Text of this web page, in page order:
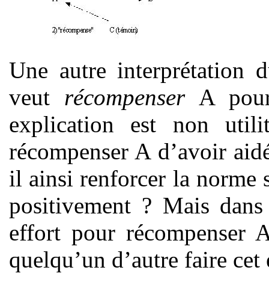
Une autre interprétation
veut récompenserA pour
explication est non
récompenser A d’avoir
il ainsi renforcer la norme
positivement ? Mais
effort pour récompenser
quelqu’un d’autre faire